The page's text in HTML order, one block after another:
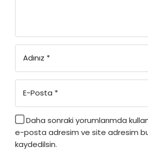
Adınız *
E-Posta *
Daha sonraki yorumlarımda
e-posta adresim ve site adresim bu
kaydedilsin.